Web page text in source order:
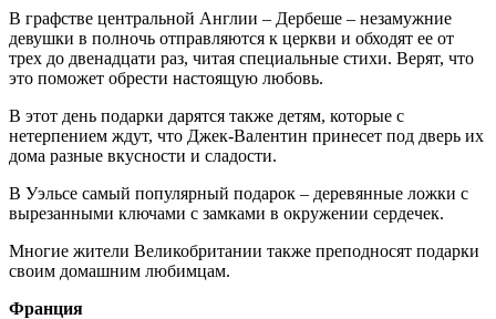
В графстве центральной Англии – Дербеше – незамужние
девушки в полночь отправляются к церкви и обходят ее от
трех до двенадцати раз, читая специальные стихи. Верят, что
это поможет обрести настоящую любовь.
В этот день подарки дарятся также детям, которые с
нетерпением ждут, что Джек-Валентин принесет под дверь их
дома разные вкусности и сладости.
В Уэльсе самый популярный подарок – деревянные ложки с
вырезанными ключами с замками в окружении сердечек.
Многие жители Великобритании также преподносят подарки
своим домашним любимцам.
Франция